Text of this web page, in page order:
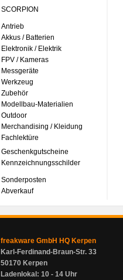
SCORPION
Antrieb
Akkus / Batterien
Elektronik / Elektrik
FPV / Kameras
Messgeräte
Werkzeug
Zubehör
Modellbau-Materialien
Outdoor
Merchandising / Kleidung
Fachlektüre
Geschenkgutscheine
Kennzeichnungsschilder
Sonderposten
Abverkauf
freakware GmbH HQ Kerpen
Karl-Ferdinand-Braun-Str. 33
50170 Kerpen
Ladenlokal: 10 - 14 Uhr